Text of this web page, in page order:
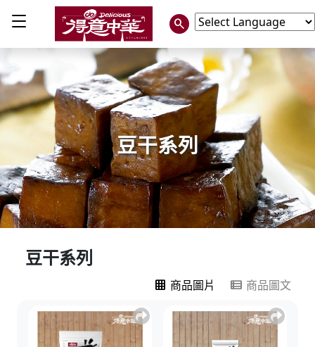
search
豆干系列
豆干系列
grid_on 商品圖片 view_list 商品圖文